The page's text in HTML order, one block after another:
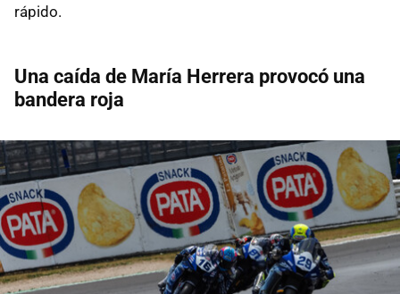
rápido.
Una caída de María Herrera provocó una
bandera roja